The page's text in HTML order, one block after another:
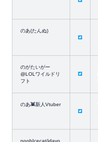
のあ(たんぬ)
のがたいがー
@LOLワイルドリ
フト
のあ👾新人Vtuber
noobIcecat/idayo